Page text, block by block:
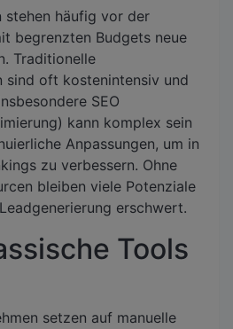
stehen häufig vor der
begrenzten Budgets neue
Traditionelle
sind oft kostenintensiv und
SEO
kann komplex sein
Anpassungen, um in
zu verbessern. Ohne
bleiben viele Potenziale
erschwert.
Tools
setzen auf manuelle